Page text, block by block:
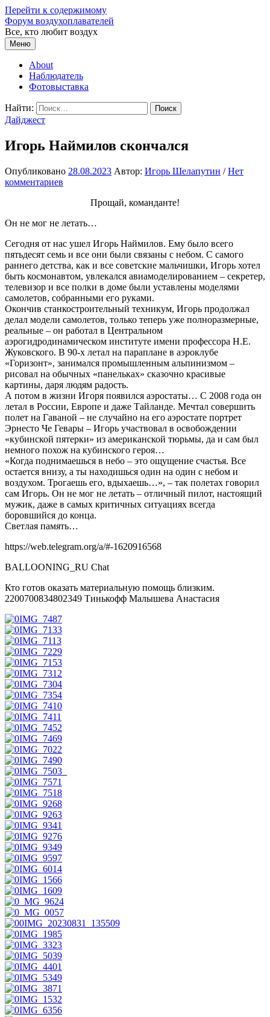
Перейти к содержимому
Форум воздухоплавателей
Все, кто любит воздух
Меню
About
Наблюдатель
Фотовыставка
Найти:
Дайджест
Игорь Наймилов скончался
Опубликовано 28.08.2023 Автор: Игорь Шелапутин /Нет
комментариев
Прощай, команданте!
Он не мог не летать…
Сегодня от нас ушел Игорь Наймилов. Ему было всего
пятьдесят семь и все они были связаны с небом. С самого
раннего детства, как и все советские мальчишки, Игорь хотел
быть космонавтом, увлекался авиамоделированием – секретер,
телевизор и все полки в доме были уставлены моделями
самолетов, собранными его руками.
Окончив станкостроительный техникум, Игорь продолжал
делал модели самолетов, только теперь уже полноразмерные,
реальные – он работал в Центральном
аэрогидродинамическом институте имени профессора Н.Е.
Жуковского. В 90-х летал на параплане в аэроклубе
«Горизонт», занимался промышленным альпинизмом –
рисовал на обычных «панельках» сказочно красивые
картины, даря людям радость.
А потом в жизни Игоря появился аэростаты… С 2008 года он
летал в России, Европе и даже Тайланде. Мечтал совершить
полет на Гаваной – не случайно на его аэростате портрет
Эрнесто Че Гевары – Игорь участвовал в освобождении
«кубинской пятерки» из американской тюрьмы, да и сам был
немного похож на кубинского героя…
«Когда поднимаешься в небо – это ощущение счастья. Все
остается внизу, а ты находишься один на один с небом и
воздухом. Трогаешь его, вдыхаешь…», – так полетах говорил
сам Игорь. Он не мог не летать – отличный пилот, настоящий
мужик, даже в самых критичных ситуациях всегда
боровшийся до конца.
Светлая память…
https://web.telegram.org/a/#-1620916568
BALLOONING_RU Chat
Кто готов оказать материальную помощь близким.
2200700834802349 Тинькофф Малышева Анастасия